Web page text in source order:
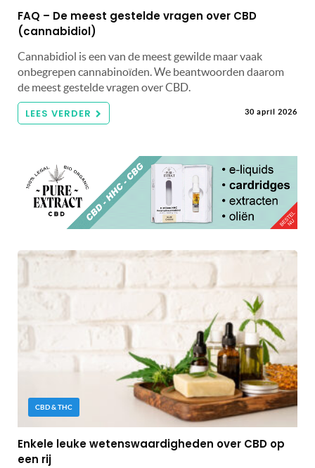
FAQ – De meest gestelde vragen over CBD
(cannabidiol)
Cannabidiol is een van de meest gewilde maar vaak
onbegrepen cannabinoïden. We beantwoorden daarom
de meest gestelde vragen over CBD.
LEES VERDER 30 april 2026
CBD & THC
Enkele leuke wetenswaardigheden over CBD op
een rij